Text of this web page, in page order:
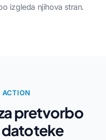
izgleda njihova stran.
pretvorbo